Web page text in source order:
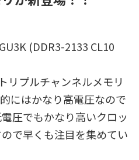
リプルチャンネルメモリ
にはかなり高電圧なので
圧でもかなり高いクロッ
で早くも注目を集めてい